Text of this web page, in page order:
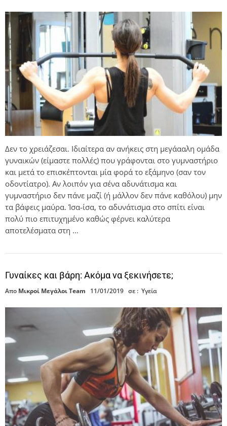
Δεν το χρειάζεσαι. Ιδιαίτερα αν ανήκεις στη μεγάααλη ομάδα
γυναικών (είμαστε πολλές) που γράφονται στο γυμναστήριο
και μετά το επισκέπτονται μία φορά το εξάμηνο (σαν τον
οδοντίατρο). Αν λοιπόν για σένα αδυνάτισμα και
γυμναστήριο δεν πάνε μαζί (ή μάλλον δεν πάνε καθόλου) μην
τα βάφεις μαύρα. Ίσα-ίσα, το αδυνάτισμα στο σπίτι είναι
πολύ πιο επιτυχημένο καθώς φέρνει καλύτερα
αποτελέσματα στη …
Γυναίκες και βάρη: Ακόμα να ξεκινήσετε;
Απο Μικροί Μεγάλοι Team 11/01/2019 σε : Υγεία